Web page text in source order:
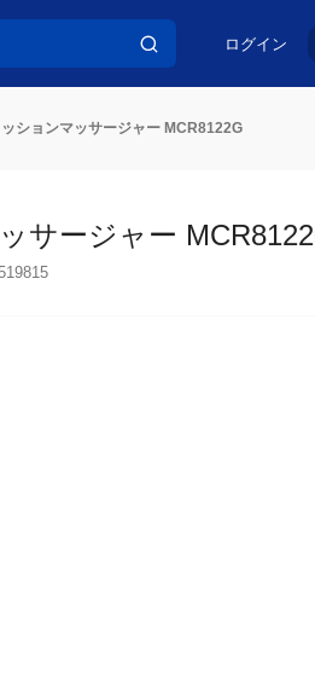
ログイン
ションマッサージャー MCR8122G
サージャー